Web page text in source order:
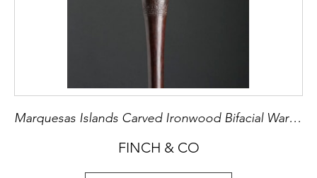
Marquesas Islands Carved Ironwood Bifacial War Club ‘&#8242;U&#8242;U’
FINCH & CO